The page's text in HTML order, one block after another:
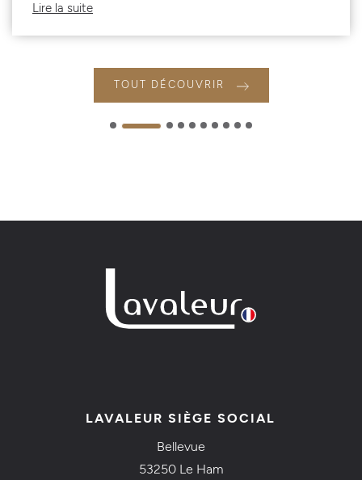
Lire la suite
TOUT DÉCOUVRIR
LAVALEUR SIÈGE SOCIAL
Bellevue
53250 Le Ham